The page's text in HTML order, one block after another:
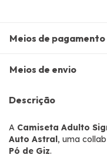
Meios de pagamento
Meios de envio
Descrição
A Camiseta Adulto
Auto Astral, uma
Pó de Giz.